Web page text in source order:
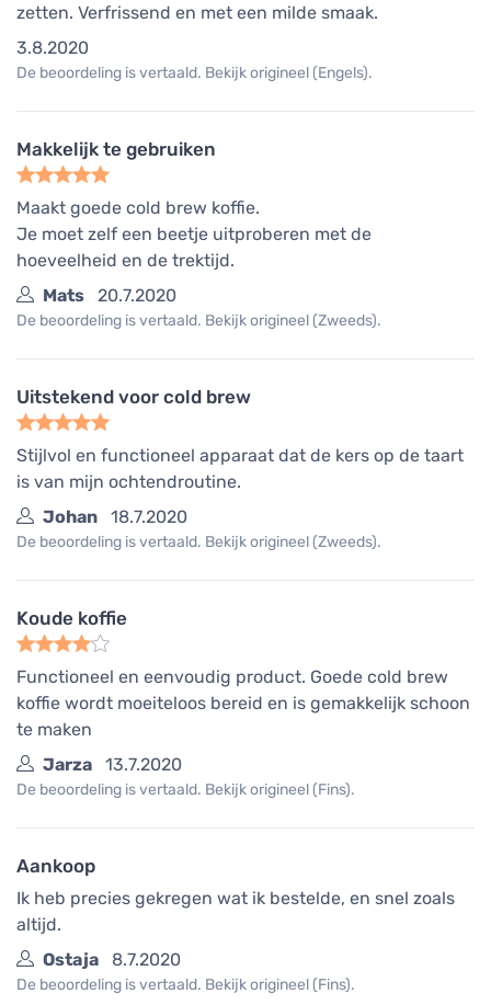
zetten. Verfrissend en met een milde smaak.
3.8.2020
De beoordeling is vertaald. Bekijk origineel (Engels).
Makkelijk te gebruiken
Maakt goede cold brew koffie.
Je moet zelf een beetje uitproberen met de
hoeveelheid en de trektijd.
Mats
20.7.2020
De beoordeling is vertaald. Bekijk origineel (Zweeds).
Uitstekend voor cold brew
Stijlvol en functioneel apparaat dat de kers op de taart
is van mijn ochtendroutine.
Johan
18.7.2020
De beoordeling is vertaald. Bekijk origineel (Zweeds).
Koude koffie
Functioneel en eenvoudig product. Goede cold brew
koffie wordt moeiteloos bereid en is gemakkelijk schoon
te maken
Jarza
13.7.2020
De beoordeling is vertaald. Bekijk origineel (Fins).
Aankoop
Ik heb precies gekregen wat ik bestelde, en snel zoals
altijd.
Ostaja
8.7.2020
De beoordeling is vertaald. Bekijk origineel (Fins).